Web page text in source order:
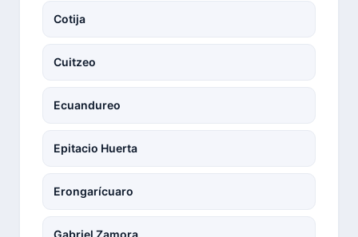
Cotija
Cuitzeo
Ecuandureo
Epitacio Huerta
Erongarícuaro
Gabriel Zamora